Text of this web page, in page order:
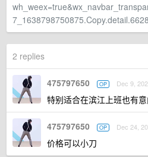
2 replies
475797650 OP Dec 9,
特别适合在滨江上班也有
475797650 OP Dec 24,
价格可以小刀